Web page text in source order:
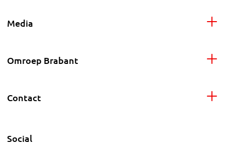
Media
Omroep Brabant
Contact
Social